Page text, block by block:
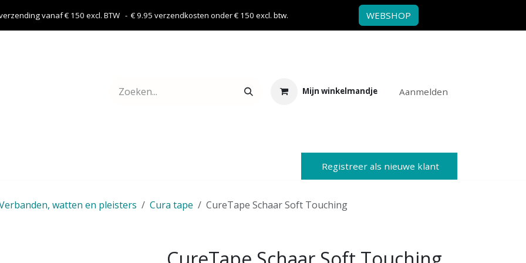
vanaf € 150 excl. BTW - € 9.95 verzendkosten onder € 150 excl. btw. WEBSHOP
Mijn winkelmandje Aanmelden
Registreer als nieuwe klant
watten en pleisters Cura tape CureTape Schaar Soft Touching